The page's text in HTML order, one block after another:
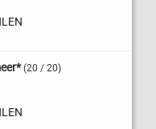
(20 / 20)